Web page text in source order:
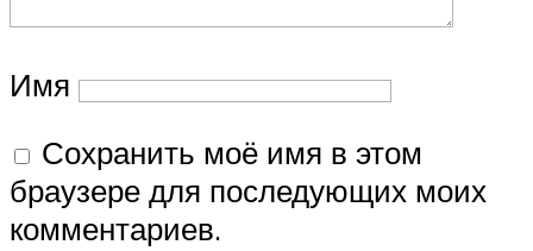
Имя
Сохранить моё имя в этом
браузере для последующих моих
комментариев.